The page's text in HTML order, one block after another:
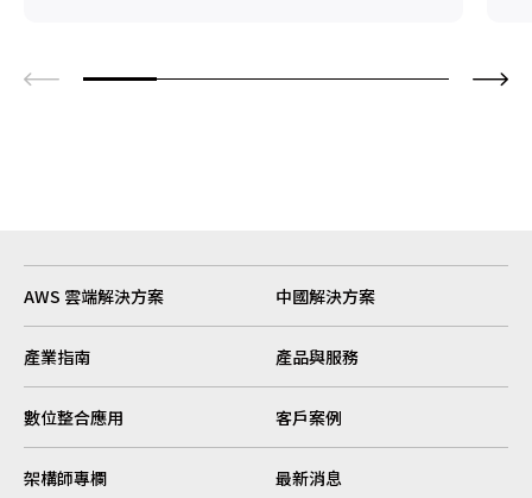
AWS 雲端解決方案 中國解決方案
產業指南 產品與服務
數位整合應用 客戶案例
架構師專欄 最新消息